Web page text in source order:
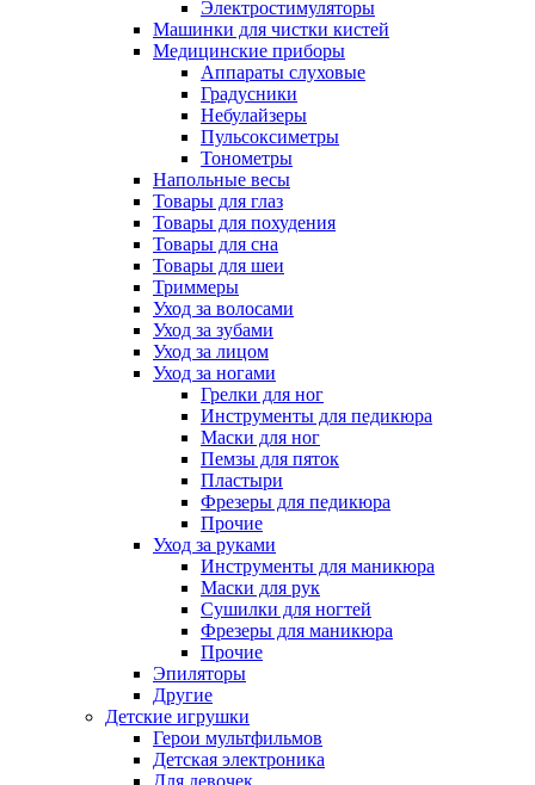
Электростимуляторы
Машинки для чистки кистей
Медицинские приборы
Аппараты слуховые
Градусники
Небулайзеры
Пульсоксиметры
Тонометры
Напольные весы
Товары для глаз
Товары для похудения
Товары для сна
Товары для шеи
Триммеры
Уход за волосами
Уход за зубами
Уход за лицом
Уход за ногами
Грелки для ног
Инструменты для педикюра
Маски для ног
Пемзы для пяток
Пластыри
Фрезеры для педикюра
Прочие
Уход за руками
Инструменты для маникюра
Маски для рук
Сушилки для ногтей
Фрезеры для маникюра
Прочие
Эпиляторы
Другие
Детские игрушки
Герои мультфильмов
Детская электроника
Для девочек